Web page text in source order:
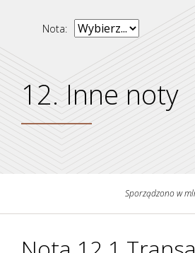
Grupa KGHM i
Nota:
12. Inne noty
Sporządzono w